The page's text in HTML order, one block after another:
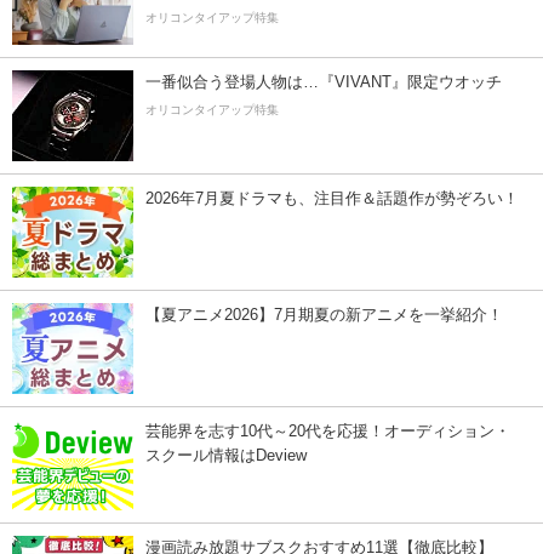
オリコンタイアップ特集
一番似合う登場人物は…『VIVANT』限定ウオッチ
オリコンタイアップ特集
2026年7月夏ドラマも、注目作＆話題作が勢ぞろい！
【夏アニメ2026】7月期夏の新アニメを一挙紹介！
芸能界を志す10代～20代を応援！オーディション・
スクール情報はDeview
漫画読み放題サブスクおすすめ11選【徹底比較】